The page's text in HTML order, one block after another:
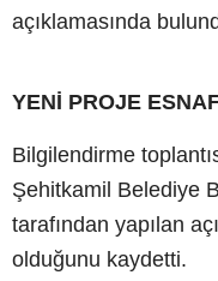
açıklamasında
YENİ PROJE
Bilgilendirme
Şehitkamil Belediye
tarafından yapılan
olduğunu kaydetti.